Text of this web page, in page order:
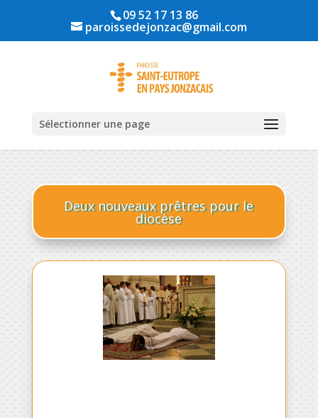
09 52 17 13 86
paroissedejonzac@gmail.com
Sélectionner une page
Deux nouveaux prêtres pour le
diocèse